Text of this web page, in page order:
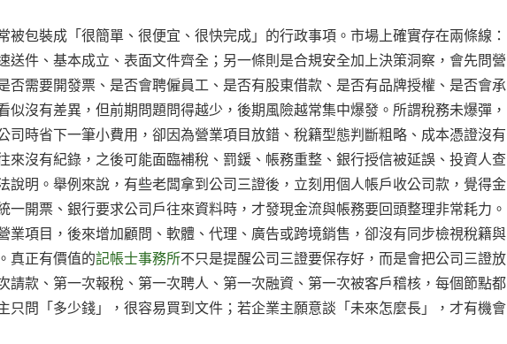
包裝成「很簡單、很便宜、很快完成」的行政事項。市場上確實存在兩條線：
送件、基本成立、表面文件齊全；另一條則是合規安全加上決策洞察，會先問營
否需要開發票、是否會聘僱員工、是否有股東借款、是否有品牌授權、是否會承
沒有差異，但前期問題問得越少，後期風險越常集中爆發。所謂稅務未爆彈，
司時省下一筆小費用，卻因為營業項目放錯、稅籍型態判斷粗略、成本憑證沒有
來沒有紀錄，之後可能面臨補稅、罰鍰、帳務重整、銀行授信被延誤、投資人查
說明。舉例來說，有些老闆拿到公司三證後，立刻用個人帳戶收公司款，覺得金
開票、銀行要求公司戶往來資料時，才發現金流與帳務要回頭整理非常耗力。
業項目，後來增加顧問、軟體、代理、廣告或跨境銷售，卻沒有同步檢視稅籍與
真正有價值的記帳士事務所不只是提醒公司三證要保存好，而是會把公司三證放
請款、第一次報稅、第一次聘人、第一次融資、第一次被客戶稽核，每個節點都
只問「多少錢」，很容易買到文件；若企業主願意談「未來怎麼長」，才有機會